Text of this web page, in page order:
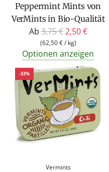
Peppermint Mints von
VerMints in Bio-Qualität
Ab R
e
g
u
l
ä
r
e
r
P
3,75 €2,50 €
(62,50 €/ kg)
Optionen anzeigen
-33%
Vermints